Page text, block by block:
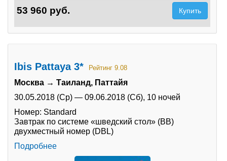
53 960 руб. Купить
Ibis Pattaya 3* Рейтинг 9.08
Москва → Таиланд, Паттайя
30.05.2018 (Ср) — 09.06.2018 (Сб), 10 ночей
Номер: Standard
Завтрак по системе «шведский стол» (BB)
двухместный номер (DBL)
Подробнее